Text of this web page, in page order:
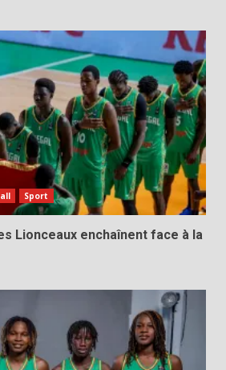
Sport
Lionceaux enchaînent face à la